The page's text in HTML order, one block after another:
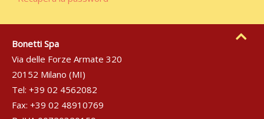
Bonetti Spa
Via delle Forze Armate 320
20152 Milano (MI)
Tel: +39 02 4562082
Fax: +39 02 48910769